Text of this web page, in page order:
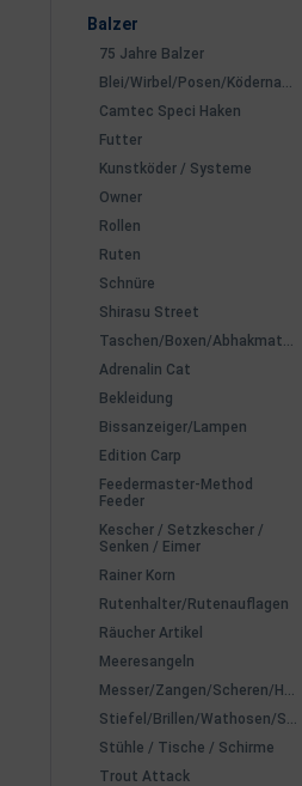
Balzer
75 Jahre Balzer
Blei/Wirbel/Posen/Ködernadeln
Camtec Speci Haken
Futter
Kunstköder / Systeme
Owner
Rollen
Ruten
Schnüre
Shirasu Street
Taschen/Boxen/Abhakmatten
Adrenalin Cat
Bekleidung
Bissanzeiger/Lampen
Edition Carp
Feedermaster-Method
Feeder
Kescher / Setzkescher /
Senken / Eimer
Rainer Korn
Rutenhalter/Rutenauflagen
Räucher Artikel
Meeresangeln
Messer/Zangen/Scheren/Hakenlöser
Stiefel/Brillen/Wathosen/Schirme
Stühle / Tische / Schirme
Trout Attack